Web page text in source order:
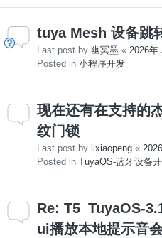
tuya Mesh 设备跳
Last post by 幽冥墨 « 2026年
Posted in 小程序开发
现在还有在支持的
纹门锁
Last post by lixiaopeng «
Posted in TuyaOS-蓝牙设备
Re: T5_TuyaOS-
ui播放本地提示音